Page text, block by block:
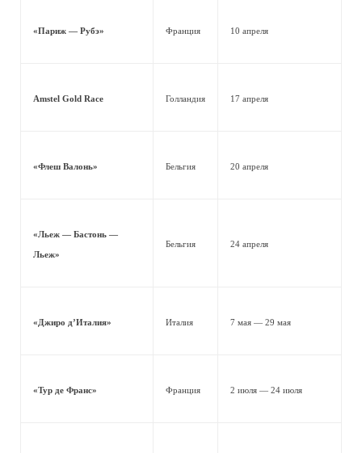
«Париж — Рубэ» Франция 10 апреля
Amstel Gold Race Голландия 17 апреля
«Флеш Валонь» Бельгия 20 апреля
«Льеж — Бастонь —
Льеж»
Бельгия 24 апреля
«Джиро д’Италия» Италия 7 мая — 29 мая
«Тур де Франс» Франция 2 июля — 24 июля